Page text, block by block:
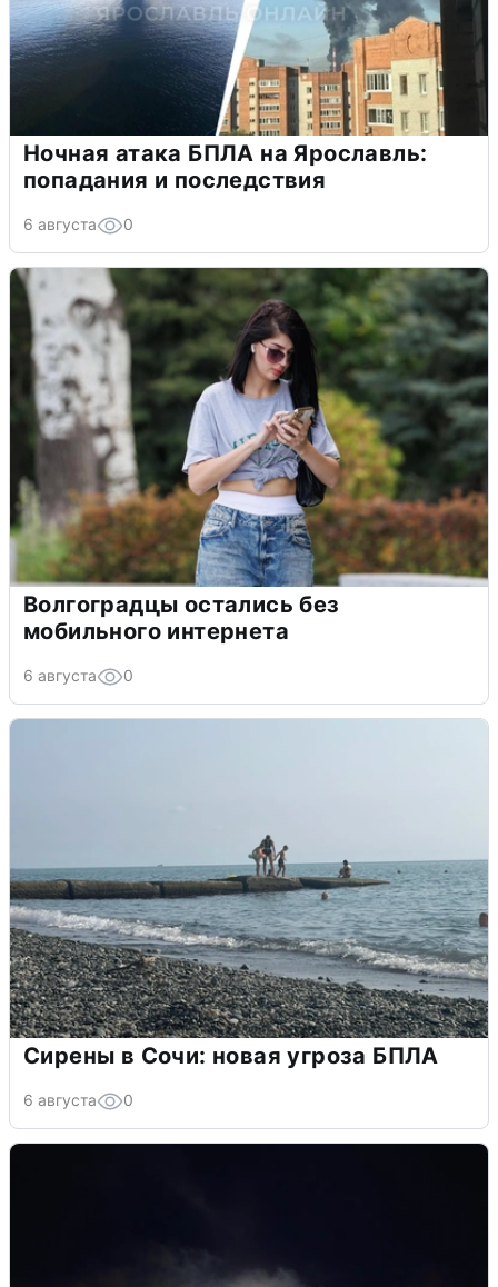
Ночная атака БПЛА на Ярославль:
попадания и последствия
6 августа 0
Волгоградцы остались без
мобильного интернета
6 августа 0
Сирены в Сочи: новая угроза БПЛА
6 августа 0